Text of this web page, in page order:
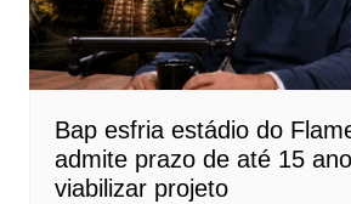
Bap esfria estádio do
admite prazo de até 15
viabilizar projeto